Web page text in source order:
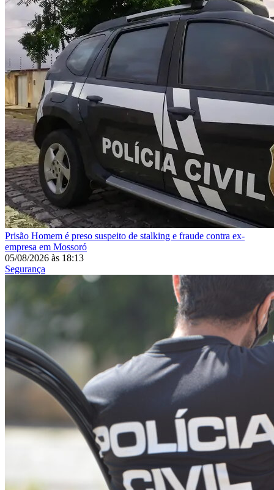
Prisão Homem é preso suspeito de stalking e fraude contra ex-
empresa em Mossoró
05/08/2026 às 18:13
Segurança